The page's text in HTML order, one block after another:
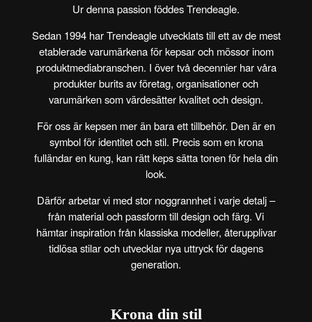
Ur denna passion föddesTrendeagle.
Sedan 1994har Trendeagle utvecklats till ett av de mest
etablerade varumärkena för kepsar och mössor inom
produktmediabranschen. I över två decennier har våra
produkter burits av företag, organisationer och
varumärken som värdesätter kvalitet och design.
För oss är kepsen mer än bara ett tillbehör. Den är en
symbol för identitet och stil. Precis som en krona
fulländar en kung, kan rätt keps sätta tonen för hela din
look.
Därför arbetar vi med stor noggrannhet i varje detalj –
från material och passform till design och färg. Vi
hämtar inspiration från klassiska modeller, återupplivar
tidlösa stilar och utvecklar nya uttryck för dagens
generation.
Krona din stil